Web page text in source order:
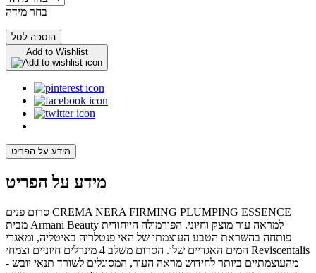
בחר מידה
הוספה לסל
Add to Wishlist
מידע על הפריט
מידע על הפריט
סרום פנים CREMA NERA FIRMING PLUMPING ESSENCE
מבית Armani Beauty למראה עור מוצק וחיוני. הפורמולה הייחודית
פותחה בהשראת הטבע העוצמתי של האי פנטלריה באיטליה, ומאגרי
המים האגדיים שלו. הסרום משלב 4 מינרלים חיוניים וצמחי Reviscentalis
- מהעוצמתיים ביותר לחידוש מראה העור, המסוגלים לשורד תנאי יובש